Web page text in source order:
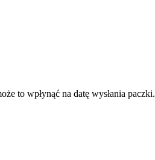
to wpłynąć na datę wysłania paczki.